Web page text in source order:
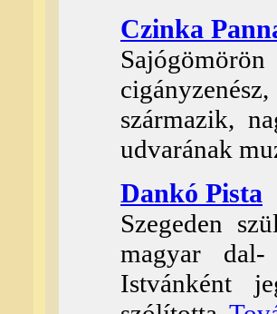
Czinka
származik,
udvarának
Dankó Pista
Szegeden
magyar
Istvánként